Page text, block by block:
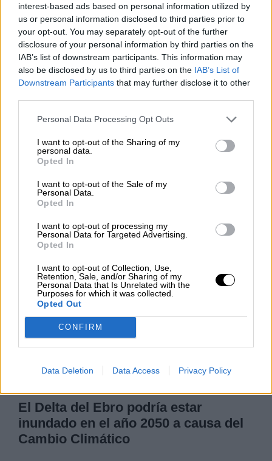
interest-based ads based on personal information utilized by
us or personal information disclosed to third parties prior to
your opt-out. You may separately opt-out of the further
disclosure of your personal information by third parties on the
IAB’s list of downstream participants. This information may
also be disclosed by us to third parties on the IAB’s List of
Downstream Participants that may further disclose it to other
Personal Data Processing Opt Outs
I want to opt-out of the Sharing of my
personal data.
Opted In
I want to opt-out of the Sale of my
Personal Data.
Opted In
I want to opt-out of processing my
Personal Data for Targeted Advertising.
Opted In
I want to opt-out of Collection, Use,
Retention, Sale, and/or Sharing of my
Personal Data that Is Unrelated with the
Purposes for which it was collected.
Opted Out
CONFIRM
Data Deletion Data Access Privacy Policy
Votantes y votados
Juan Manuel Beltrán
El Conflicto de Oriente Medio:
Un Nuevo Orden Autoritario
en Construcción
Por Álvaro Frutos Rosado y Gabinete
Reconquista leonesa
Clara Campoamor: Mi sueño,
mi pesadilla
Por María Pérez Herrero
NOTICIAS MAS VISTAS
El Delta del Ebro podría estar
inundado en el año 2050 a causa del
Cambio Climático